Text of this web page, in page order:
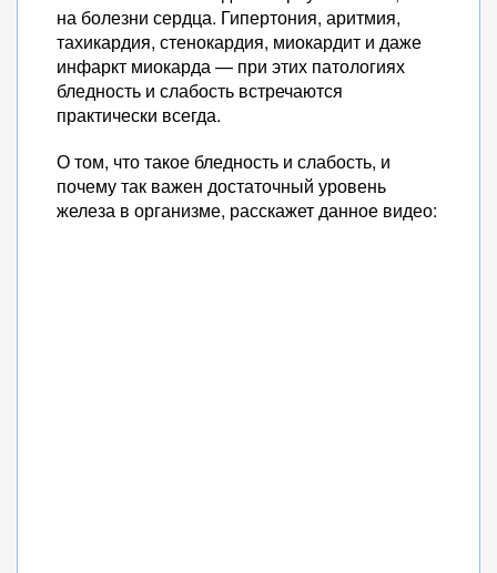
на болезни сердца. Гипертония, аритмия,
тахикардия, стенокардия, миокардит и даже
инфаркт миокарда — при этих патологиях
бледность и слабость встречаются
практически всегда.
О том, что такое бледность и слабость, и
почему так важен достаточный уровень
железа в организме, расскажет данное видео: